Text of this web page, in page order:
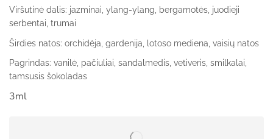
Viršutinė dalis: jazminai, ylang-ylang, bergamotės, juodieji
serbentai, trumai
Širdies natos: orchidėja, gardenija, lotoso mediena, vaisių natos
Pagrindas: vanilė, pačiuliai, sandalmedis, vetiveris, smilkalai,
tamsusis šokoladas
3ml